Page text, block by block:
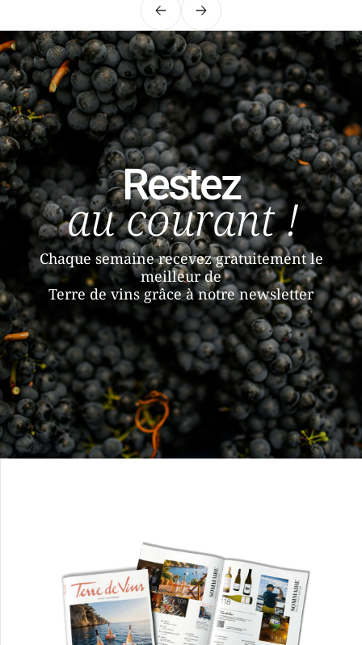
PrécédentSuivant
Restez
au courant !
Chaque semaine recevez gratuitement le
meilleur de
Terre de vins grâce à notre newsletter